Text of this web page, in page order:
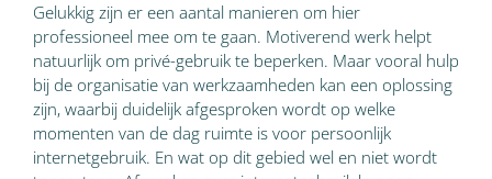
Gelukkig zijn er een aantal manieren om hier
professioneel mee om te gaan. Motiverend werk helpt
natuurlijk om privé-gebruik te beperken. Maar vooral hulp
bij de organisatie van werkzaamheden kan een oplossing
zijn, waarbij duidelijk afgesproken wordt op welke
momenten van de dag ruimte is voor persoonlijk
internetgebruik. En wat op dit gebied wel en niet wordt